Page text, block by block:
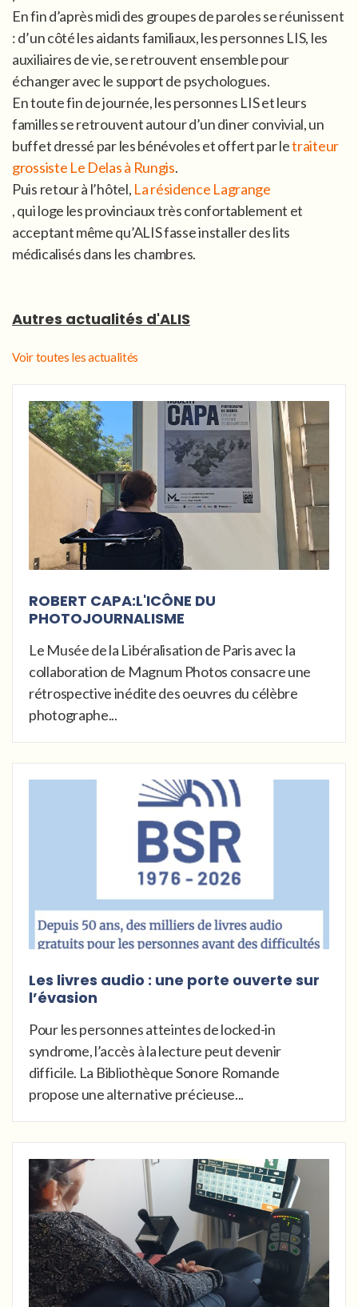
En fin d’après midi des groupes de paroles se réunissent
: d’un côté les aidants familiaux, les personnes LIS, les
auxiliaires de vie, se retrouvent ensemble pour
échanger avec le support de psychologues.
En toute fin de journée, les personnes LIS et leurs
familles se retrouvent autour d’un diner convivial, un
buffet dressé par les bénévoles et offert par letraiteur
grossiste Le Delas à Rungis.
Puis retour à l’hôtel, La résidence Lagrange
, qui loge les provinciaux très confortablement et
acceptant même qu’ALIS fasse installer des lits
médicalisés dans les chambres.
Autres actualités d'ALIS
Voir toutes les actualités
ROBERT CAPA:L'ICÔNE DU
PHOTOJOURNALISME
Le Musée de la Libéralisation de Paris avec la
collaboration de Magnum Photos consacre une
rétrospective inédite des oeuvres du célèbre
photographe...
Les livres audio : une porte ouverte sur
l’évasion
Pour les personnes atteintes de locked-in
syndrome, l’accès à la lecture peut devenir
difficile. La Bibliothèque Sonore Romande
propose une alternative précieuse...